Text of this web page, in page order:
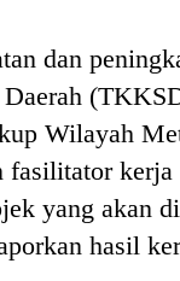
dan
Wilayah
kerja
yang akan
hasil